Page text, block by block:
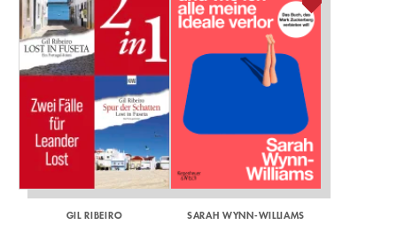
GIL RIBEIRO SARAH WYNN-WILLIAMS